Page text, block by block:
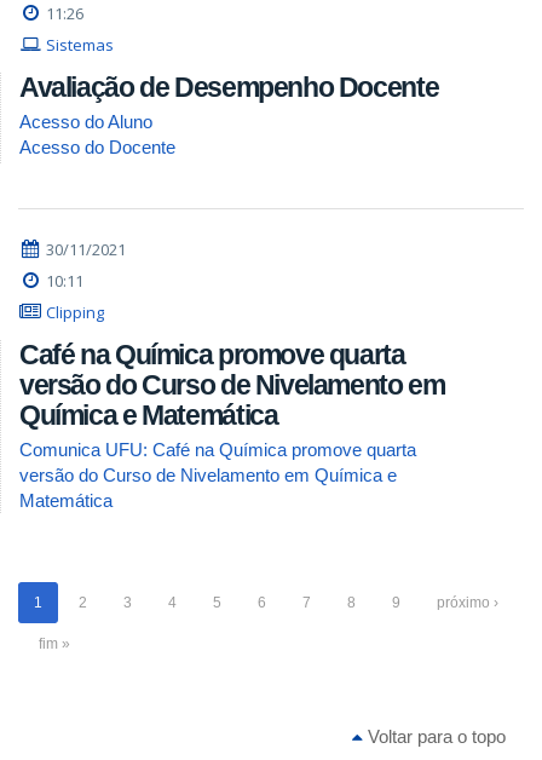
11:26
Sistemas
Avaliação de Desempenho Docente
Acesso do Aluno
Acesso do Docente
30/11/2021
10:11
Clipping
Café na Química promove quarta
versão do Curso de Nivelamento em
Química e Matemática
Comunica UFU: Café na Química promove quarta
versão do Curso de Nivelamento em Química e
Matemática
1 2 3 4 5 6 7 8 9 próximo ›
fim »
Voltar para o topo